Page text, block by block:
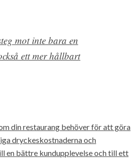
mot inte bara en
ett mer hållbart
din restaurang behöver för att göra
dryckeskostnaderna och
en bättre kundupplevelse och till ett